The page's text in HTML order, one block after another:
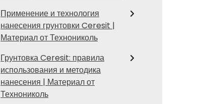
Применение и технология
нанесения грунтовки Ceresit |
Материал от Технониколь
Грунтовка Ceresit: правила
использования и методика
нанесения | Материал от
Технониколь